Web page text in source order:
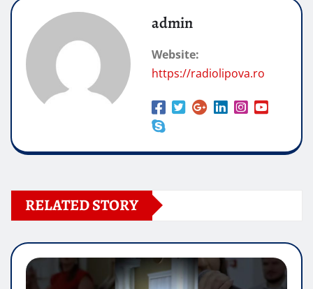
admin
Website:
https://radiolipova.ro
RELATED STORY